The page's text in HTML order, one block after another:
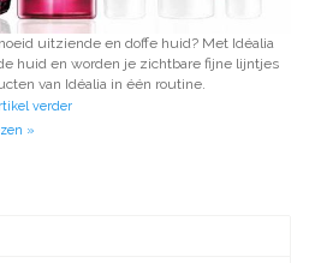
uitziende en doffe huid? Met Idéalia
huid en worden je zichtbare fijne lijntjes
van Idéalia in één routine.
verder
»